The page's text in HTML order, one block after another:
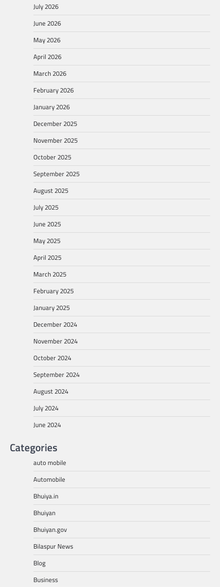
July 2026
June 2026
May 2026
April 2026
March 2026
February 2026
January 2026
December 2025
November 2025
October 2025
September 2025
August 2025
July 2025
June 2025
May 2025
April 2025
March 2025
February 2025
January 2025
December 2024
November 2024
October 2024
September 2024
August 2024
July 2024
June 2024
Categories
auto mobile
Automobile
Bhuiya.in
Bhuiyan
Bhuiyan.gov
Bilaspur News
Blog
Business